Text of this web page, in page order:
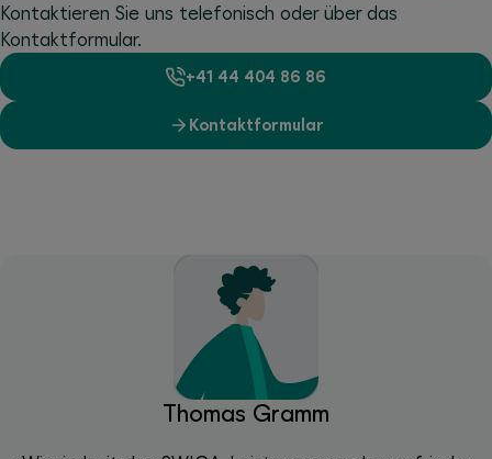
Kontaktieren Sie uns telefonisch oder über das
Kontaktformular.
+41 44 404 86 86
Kontaktformular
Thomas Gramm